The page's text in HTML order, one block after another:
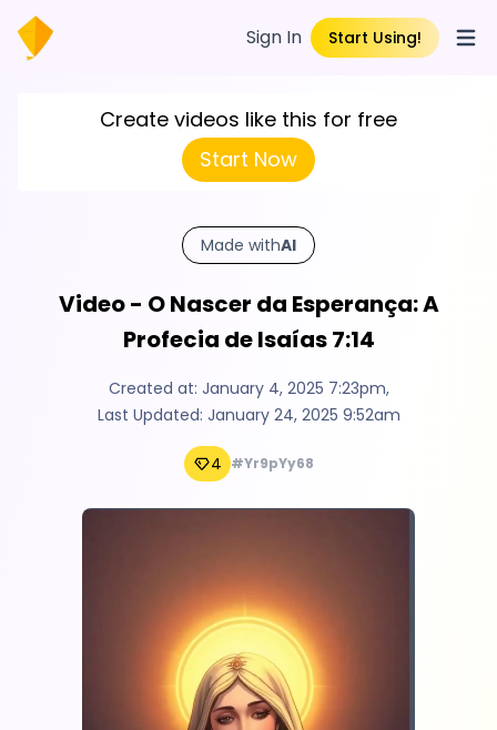
Sign In Start Using!
Create videos like this for free
Start Now
Made withAI
Video - O Nascer da Esperança: A
Profecia de Isaías 7:14
Created at: January 4, 2025 7:23pm,
Last Updated: January 24, 2025 9:52am
4 #Yr9pYy68